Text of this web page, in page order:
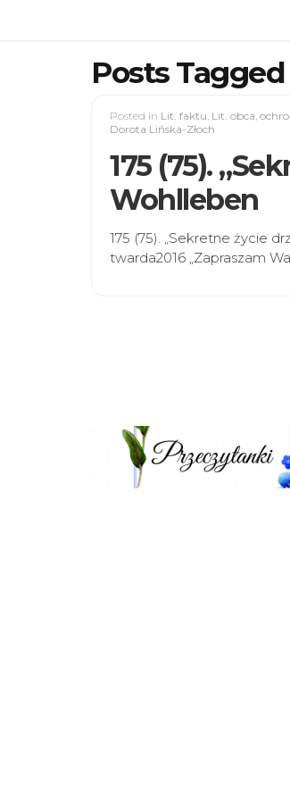
Posts
Posted in Lit. faktu, Lit. obca,
Dorota Lińska-Złoch
175 (75).
Wohlleben
175 (75). „Sekretne życie
twarda2016 „Zapraszam